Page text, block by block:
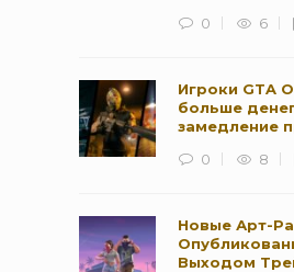
0
6
Игроки GTA
больше
замедление
0
8
Новые Арт-
Выходом